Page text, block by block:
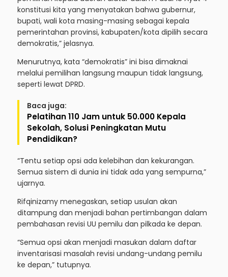
konstitusi kita yang menyatakan bahwa gubernur,
bupati, wali kota masing-masing sebagai kepala
pemerintahan provinsi, kabupaten/kota dipilih secara
demokratis,” jelasnya.
Menurutnya, kata “demokratis” ini bisa dimaknai
melalui pemilihan langsung maupun tidak langsung,
seperti lewat DPRD.
Baca juga:
Pelatihan 110 Jam untuk 50.000 Kepala
Sekolah, Solusi Peningkatan Mutu
Pendidikan?
“Tentu setiap opsi ada kelebihan dan kekurangan.
Semua sistem di dunia ini tidak ada yang sempurna,”
ujarnya.
Rifqinizamy menegaskan, setiap usulan akan
ditampung dan menjadi bahan pertimbangan dalam
pembahasan revisi UU pemilu dan pilkada ke depan.
“Semua opsi akan menjadi masukan dalam daftar
inventarisasi masalah revisi undang-undang pemilu
ke depan,” tutupnya.